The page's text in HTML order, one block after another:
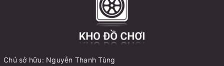
Chủ sở hữu: Nguyễn Thanh Tùng